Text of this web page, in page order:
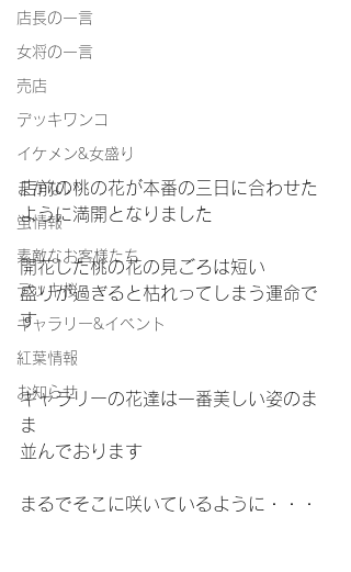
店長の一言
女将の一言
売店
デッキワンコ
イケメン&女盛り
まかない
蛍情報
素敵なお客様たち
デッキ桜
ギャラリー&イベント
紅葉情報
お知らせ
店前の桃の花が本番の三日に合わせた
ように満開となりました
開花した桃の花の見ごろは短い
盛りが過ぎると枯れってしまう運命で
す
ギャラリーの花達は一番美しい姿のま
ま
並んでおります
まるでそこに咲いているように・・・